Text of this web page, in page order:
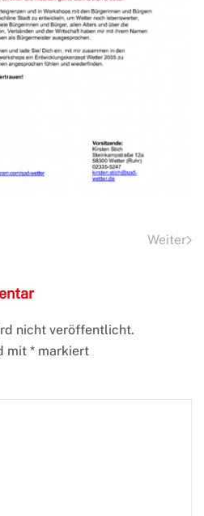
Weiter
nicht veröffentlicht.
mit * markiert